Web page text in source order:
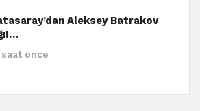
Aleksey Batrakov
saat önce